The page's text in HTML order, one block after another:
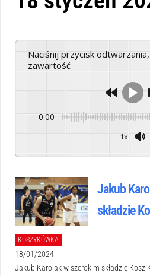
Naciśnij przycisk odtwarzania, aby odsłuchać tę
zawartość
0:00
1x
Jakub
składzie
KOSZYKÓWKA
18/01/2024
Jakub Karolak w szerokim składzie Kosz